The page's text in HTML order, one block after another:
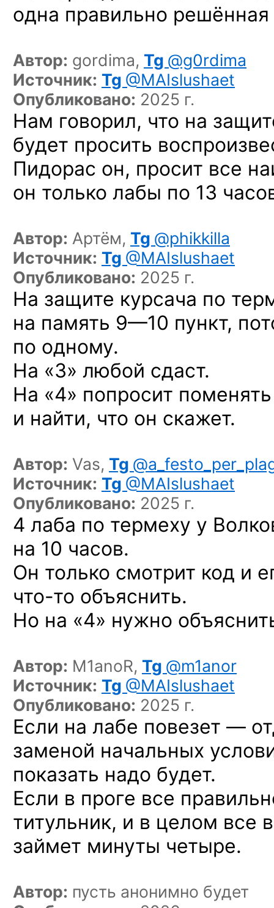
одна правильно
Автор: gordima, Tg @g0rdima
Источник: Tg @MAIslushaet
Опубликовано: 2025 г.
Нам говорил, что на
будет просить
Пидорас он, просит все
он только лабы по 13
Автор: Артём, Tg @phikkilla
Источник: Tg @MAIslushaet
Опубликовано: 2025 г.
На защите курсача по
на память 9—10 пункт,
по одному.
На «3» любой сдаст.
На «4» попросит
и найти, что он скажет.
Автор: Vas, Tg
Источник: Tg @MAIslushaet
Опубликовано: 2025 г.
4 лаба по термеху у
на 10 часов.
Он только смотрит код и
что-то объяснить.
Но на «4» нужно
Автор: M1anoR, Tg @m1anor
Источник: Tg @MAIslushaet
Опубликовано: 2025 г.
Если на лабе повезет —
заменой начальных
показать надо будет.
Если в проге все
титульник, и в целом все
займет минуты четыре.
Автор: пусть анонимно будет